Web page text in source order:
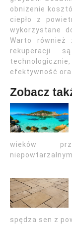
obniżenie
ciepło z
wykorzystane
Warto również
rekuperacji
efektywność
Zobacz
wieków
spędza sen z